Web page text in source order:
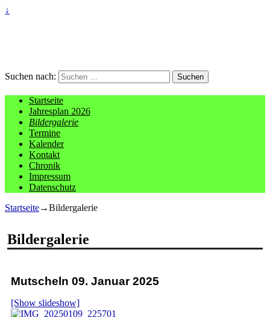
↓
Suchen nach:
Startseite
Jahresplan 2026
Bildergalerie
Termine
Kalender
Kontakt
Chronik
Impressum
Datenschutz
Startseite→Bildergalerie
Bildergalerie
Mutscheln 09. Januar 2025
[Show slideshow]